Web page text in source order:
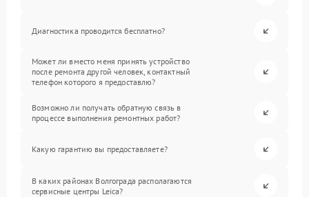
Диагностика проводится бесплатно?
Может ли вместо меня принять устройство
после ремонта другой человек, контактный
телефон которого я предоставлю?
Возможно ли получать обратную связь в
процессе выполнения ремонтных работ?
Какую гарантию вы предоставляете?
В каких районах Волгограда располагаются
сервисные центры Leica?